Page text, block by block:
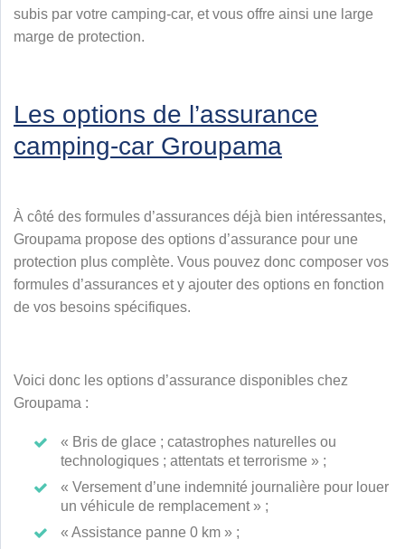
subis par votre camping-car, et vous offre ainsi une large
marge de protection.
Les options de l’assurance
camping-car Groupama
À côté des formules d’assurances déjà bien intéressantes,
Groupama propose des options d’assurance pour une
protection plus complète. Vous pouvez donc composer vos
formules d’assurances et y ajouter des options en fonction
de vos besoins spécifiques.
Voici donc les options d’assurance disponibles chez
Groupama :
« Bris de glace ; catastrophes naturelles ou
technologiques ; attentats et terrorisme » ;
« Versement d’une indemnité journalière pour louer
un véhicule de remplacement » ;
« Assistance panne 0 km » ;